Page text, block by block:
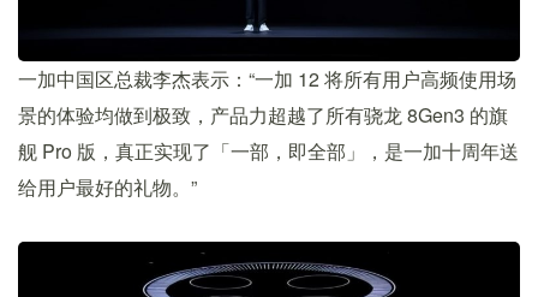
一加中国区总裁李杰表示：“一加 12 将所有用户高频使用场
景的体验均做到极致，产品力超越了所有骁龙 8Gen3 的旗
舰 Pro 版，真正实现了「一部，即全部」，是一加十周年送
给用户最好的礼物。”